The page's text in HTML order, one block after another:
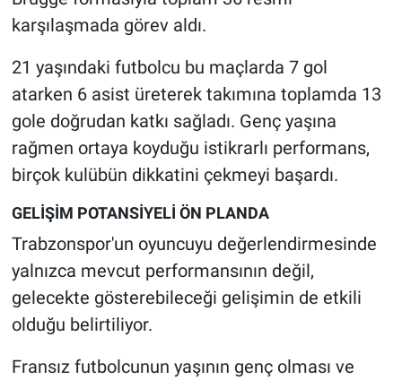
karşılaşmada görev aldı.
21 yaşındaki futbolcu bu maçlarda 7 gol
atarken 6 asist üreterek takımına toplamda 13
gole doğrudan katkı sağladı. Genç yaşına
rağmen ortaya koyduğu istikrarlı performans,
birçok kulübün dikkatini çekmeyi başardı.
GELİŞİM POTANSİYELİ ÖN PLANDA
Trabzonspor'un oyuncuyu değerlendirmesinde
yalnızca mevcut performansının değil,
gelecekte gösterebileceği gelişimin de etkili
olduğu belirtiliyor.
Fransız futbolcunun yaşının genç olması ve